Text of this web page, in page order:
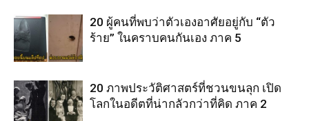
20 ผู้คนที่พบว่าตัวเองอาศัยอยู่กับ “ตัว
ร้าย” ในคราบคนกันเอง ภาค 5
20 ภาพประวัติศาสตร์ที่ชวนขนลุก เปิด
โลกในอดีตที่น่ากลัวกว่าที่คิด ภาค 2